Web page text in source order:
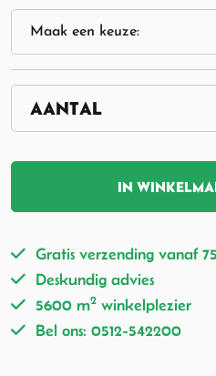
IN
Gratis verzending vanaf
Deskundig advies
5600 m2 winkelplezier
Bel ons: 0512-542200